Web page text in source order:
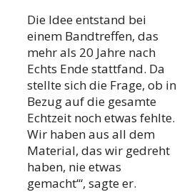
Die Idee entstand bei
einem Bandtreffen, das
mehr als 20 Jahre nach
Echts Ende stattfand. Da
stellte sich die Frage, ob in
Bezug auf die gesamte
Echtzeit noch etwas fehlte.
Wir haben aus all dem
Material, das wir gedreht
haben, nie etwas
gemacht‘“, sagte er.